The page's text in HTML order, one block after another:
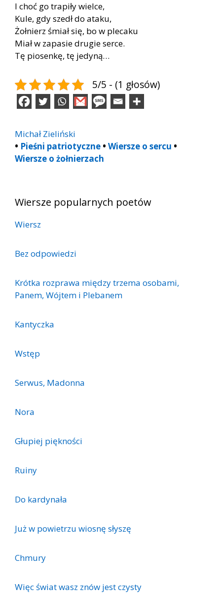
I choć go trapiły wielce,
Kule, gdy szedł do ataku,
Żołnierz śmiał się, bo w plecaku
Miał w zapasie drugie serce.
Tę piosenkę, tę jedyną…
5/5 - (1 głosów)
Michał Zieliński
• Pieśni patriotyczne • Wiersze o sercu •
Wiersze o żołnierzach
Wiersze popularnych poetów
Wiersz
Bez odpowiedzi
Krótka rozprawa między trzema osobami,
Panem, Wójtem i Plebanem
Kantyczka
Wstęp
Serwus, Madonna
Nora
Głupiej piękności
Ruiny
Do kardynała
Już w powietrzu wiosnę słyszę
Chmury
Więc świat wasz znów jest czysty